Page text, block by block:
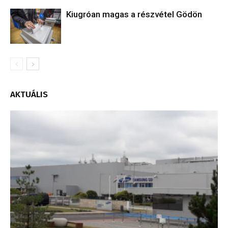
Kiugróan magas a részvétel Gödön
AKTUÁLIS